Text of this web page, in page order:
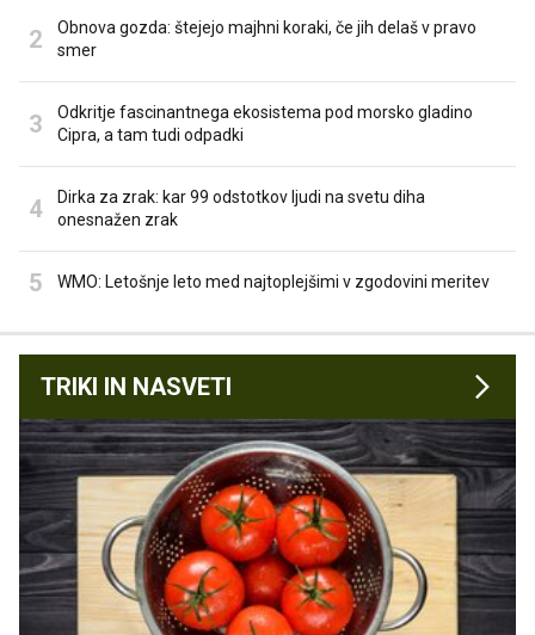
Obnova gozda: štejejo majhni koraki, če jih delaš v pravo
smer
Odkritje fascinantnega ekosistema pod morsko gladino
Cipra, a tam tudi odpadki
Dirka za zrak: kar 99 odstotkov ljudi na svetu diha
onesnažen zrak
WMO: Letošnje leto med najtoplejšimi v zgodovini meritev
TRIKI IN NASVETI